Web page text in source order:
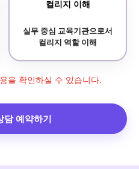
컬리지 이해
실무 중심 교육기관으로서
컬리지 역할 이해
을 확인하실 수 있습니다.
담 예약하기